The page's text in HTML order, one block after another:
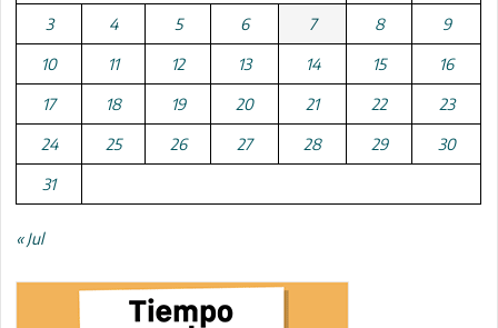
3 4 5 6 7 8 9
10 11 12 13 14 15 16
17 18 19 20 21 22 23
24 25 26 27 28 29 30
31
« Jul